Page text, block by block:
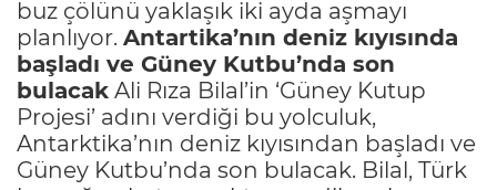
buz çölünü yaklaşık iki ayda aşmayı
planlıyor. Antartika’nın deniz kıyısında
başladı ve Güney Kutbu’nda son
bulacak Ali Rıza Bilal’in ‘Güney Kutup
Projesi’ adını verdiği bu yolculuk,
Antarktika’nın deniz kıyısından başladı ve
Güney Kutbu’nda son bulacak. Bilal, Türk